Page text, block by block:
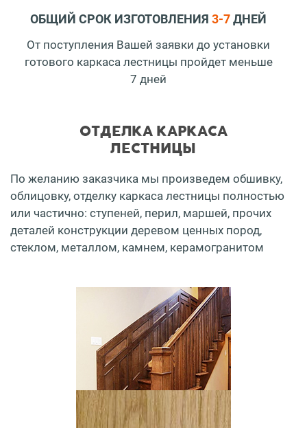
ОБЩИЙ СРОК ИЗГОТОВЛЕНИЯ 3-7ДНЕЙ
От поступления Вашей заявки до установки
готового каркаса лестницы пройдет меньше
7 дней
ОТДЕЛКА КАРКАСА
ЛЕСТНИЦЫ
По желанию заказчика мы произведем обшивку,
облицовку, отделку каркаса лестницы полностью
или частично: ступеней, перил, маршей, прочих
деталей конструкции деревом ценных пород,
стеклом, металлом, камнем, керамогранитом